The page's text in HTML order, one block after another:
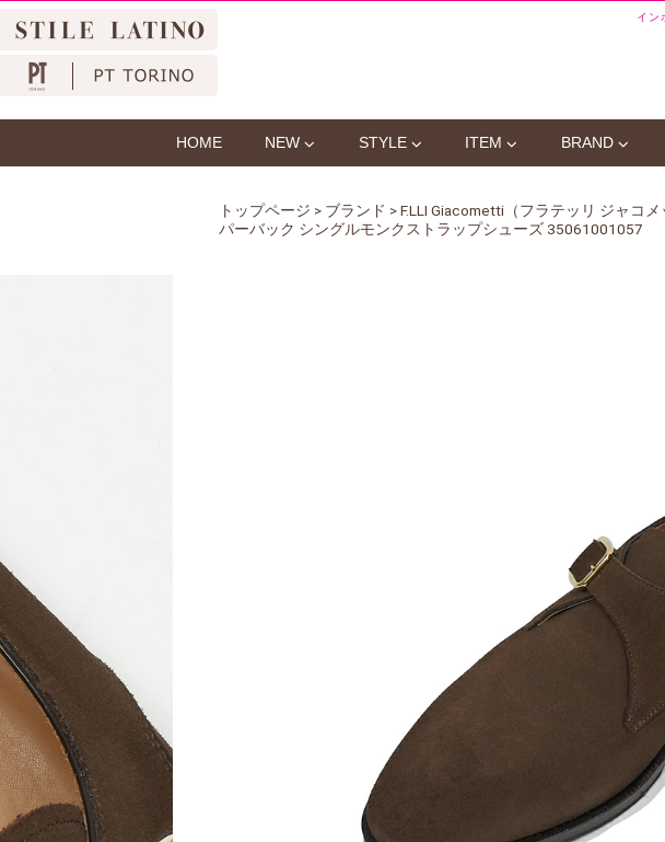
イン
HOME NEW STYLE ITEM BRAND
トップページ > ブランド >F.LLI Giacometti（フラテッリ ジャコメ
パーバック シングルモンクストラップシューズ 35061001057